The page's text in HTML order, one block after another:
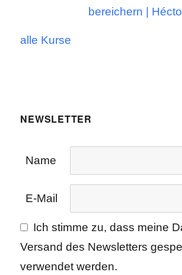
bereichern |
alle Kurse
NEWSLETTER
Name
E-Mail
Ich stimme zu, dass meine
Versand des Newsletters
verwendet werden.